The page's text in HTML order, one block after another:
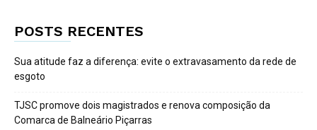
POSTS RECENTES
Sua atitude faz a diferença: evite o extravasamento da rede de
esgoto
TJSC promove dois magistrados e renova composição da
Comarca de Balneário Piçarras